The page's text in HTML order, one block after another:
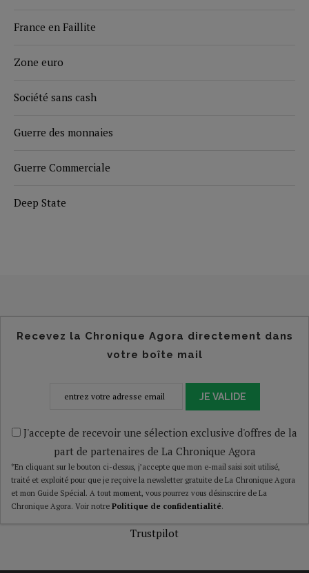
France en Faillite
Zone euro
Société sans cash
Guerre des monnaies
Guerre Commerciale
Deep State
Recevez la Chronique Agora directement dans
votre boîte mail
JE VALIDE
J'accepte de recevoir une sélection exclusive d'offres de la
part de partenaires de La Chronique Agora
*En cliquant sur le bouton ci-dessus, j’accepte que mon e-mail saisi soit utilisé,
traité et exploité pour que je reçoive la newsletter gratuite de La Chronique Agora
et mon Guide Spécial. A tout moment, vous pourrez vous désinscrire de La
Chronique Agora. Voir notre Politique de confidentialité.
Trustpilot